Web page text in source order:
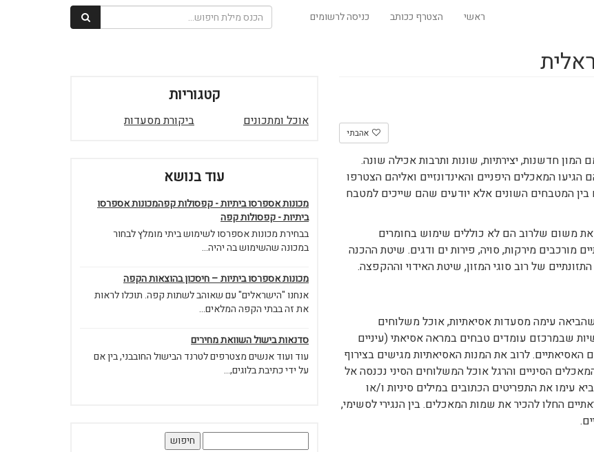
ראשי הצטרף ככותב כניסה לרשומים
אהבתי
חדשנות, יצירתיות, שונות ותרבות אכילה שונה.
המאכלים היפניים והאינדונזיים ואליהם הצטרפו
בין המטבחים השונים אלא יודעים שהם שייכים למטבח
משום שלרוב הם לא כוללים שימוש בחומרים
מורכבים מירקות, סויה, פירות ים ודגים. שיטת ההכנה
של רוב סוגי המזון, שיטת האידוי וההקפצה.
עימה מסעדות אסיאתיות, אוכל משלוחים
שבמרכזם עומדים טבחים במראה אסיאתי (עיניים
לרוב את המנות האסיאתיות מגישים בצירוף
הסיניים והרגל אוכל המשלוחים הסיני נכנסה אל
עימו את התפריטים הכתובים במילים סיניות ו/או
החלו להכיר את שמות המאכלים. בין הנגירי לסשימי,
קטגוריות
אוכל ומתכונים ביקורת מסעדות
עוד בנושא
מכונות אספרסו ביתיות - קפסולות קפהמכונות אספרסו
ביתיות - קפסולות קפה
בבחירת מכונות אספרסו לשימוש ביתי מומלץ לבחור
במכונה שהשימוש בה יהיה...
מכונות אספרסו ביתיות – חיסכון בהוצאות הקפה
אנחנו "הישראלים" עם שאוהב לשתות קפה. תוכלו לראות
את זה בבתי הקפה המלאים...
סדנאות בישול השוואת מחירים
עוד ועוד אנשים מצטרפים לטרנד הבישול החובבני, בין אם
על ידי כתיבת בלוגים,...
חיפוש: